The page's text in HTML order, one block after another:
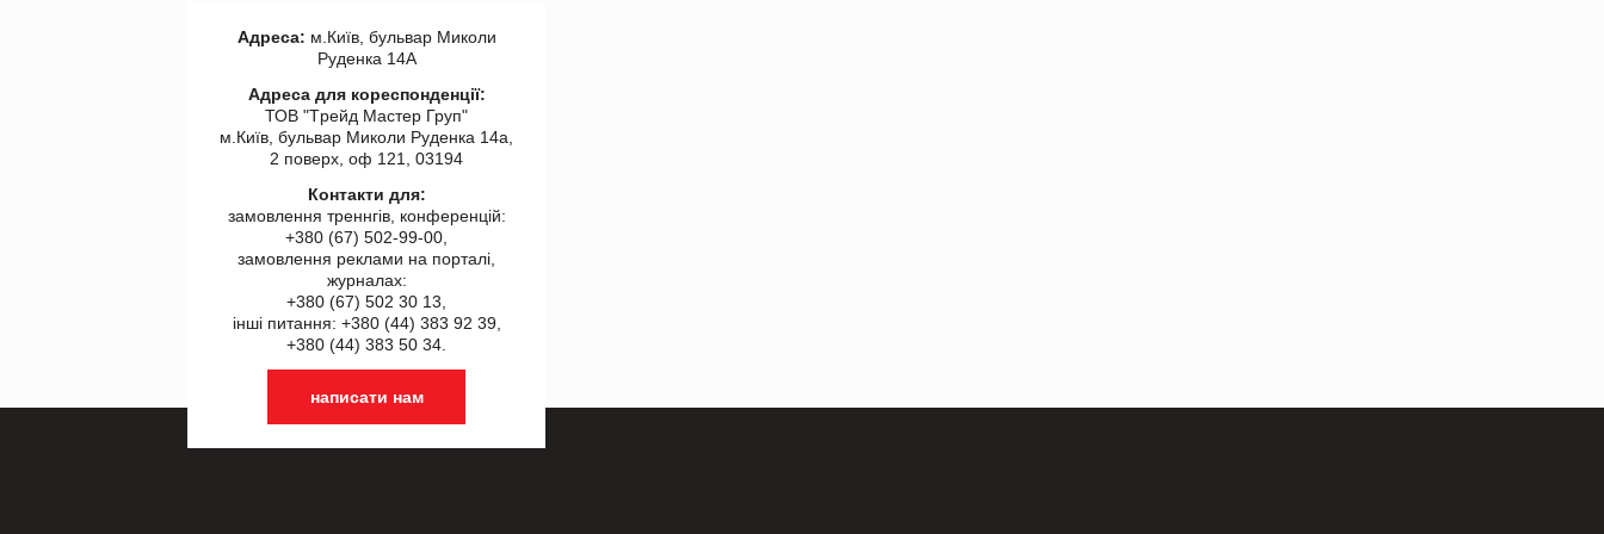
Адреса: м.Київ, бульвар Миколи
Руденка 14А
Адреса для кореспонденції:
ТОВ "Tрейд Мастер Груп"
м.Київ, бульвар Миколи Руденка 14а,
2 поверх, оф 121, 03194
Контакти для:
замовлення треннгів, конференцій:
+380 (67) 502-99-00,
замовлення реклами на порталі,
журналах:
+380 (67) 502 30 13,
інші питання: +380 (44) 383 92 39,
+380 (44) 383 50 34.
написати нам